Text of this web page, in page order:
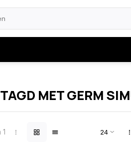
MET GERM
1